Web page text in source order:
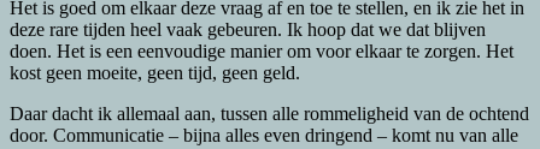
Het is goed om elkaar deze vraag af en toe te stellen, en ik zie het in
deze rare tijden heel vaak gebeuren. Ik hoop dat we dat blijven
doen. Het is een eenvoudige manier om voor elkaar te zorgen. Het
kost geen moeite, geen tijd, geen geld.
Daar dacht ik allemaal aan, tussen alle rommeligheid van de ochtend
door. Communicatie – bijna alles even dringend – komt nu van alle